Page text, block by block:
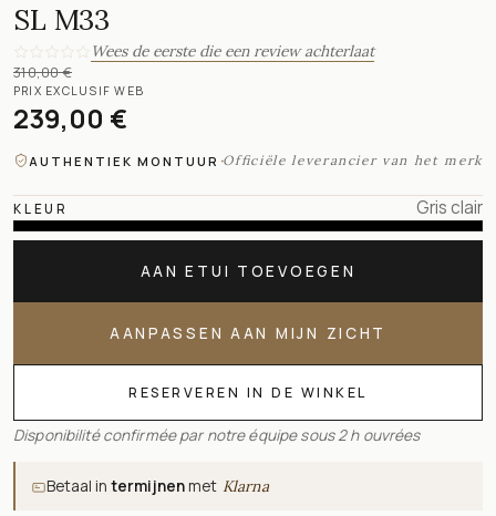
SL M33
Wees de eerste die een review achterlaat
310,00 €
PRIX EXCLUSIF WEB
239,00 €
AUTHENTIEK MONTUUR ·Officiële leverancier van het merk
KLEUR Gris clair
AAN ETUI TOEVOEGEN
AANPASSEN AAN MIJN ZICHT
RESERVEREN IN DE WINKEL
Disponibilité confirmée par notre équipe sous 2 h ouvrées
Betaal intermijnenmet Klarna